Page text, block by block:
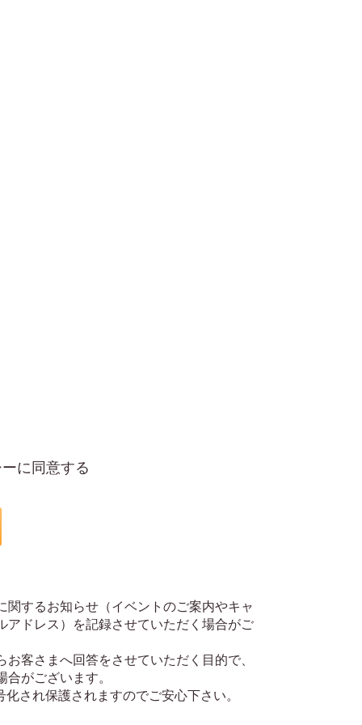
に同意する
するお知らせ（イベントのご案内やキャ
アドレス）を記録させていただく場合がご
客さまへ回答をさせていただく目的で、
がございます。
され保護されますのでご安心下さい。